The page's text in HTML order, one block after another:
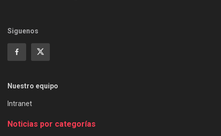
Siguenos
Nuestro equipo
Intranet
Noticias por categorías